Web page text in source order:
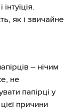
як і звичайне
– нічим
не
папірці у
причини